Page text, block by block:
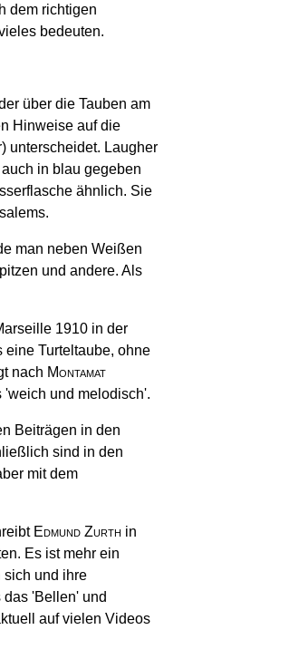
dem richtigen
bedeuten.
über die Tauben am
Hinweise auf die
unterscheidet. Laugher
in blau gegeben
ähnlich. Sie
man neben Wei­ßen
und andere. Als
1910 in der
eine Turteltaube, ohne
nach Montamat
'weich und melodisch'.
Beiträgen in den
sind in den
mit dem
Edmund Zurth in
Es ist mehr ein
sich und ihre
'Bellen' und
auf vielen Videos